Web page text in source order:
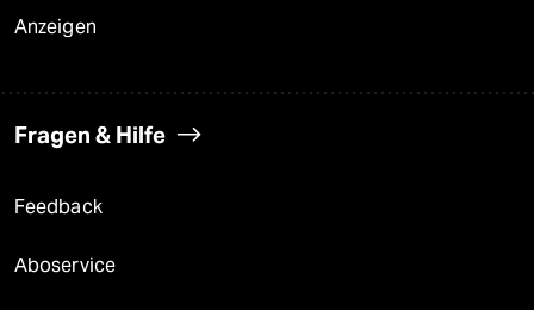
Anzeigen
Fragen & Hilfe
Feedback
Aboservice